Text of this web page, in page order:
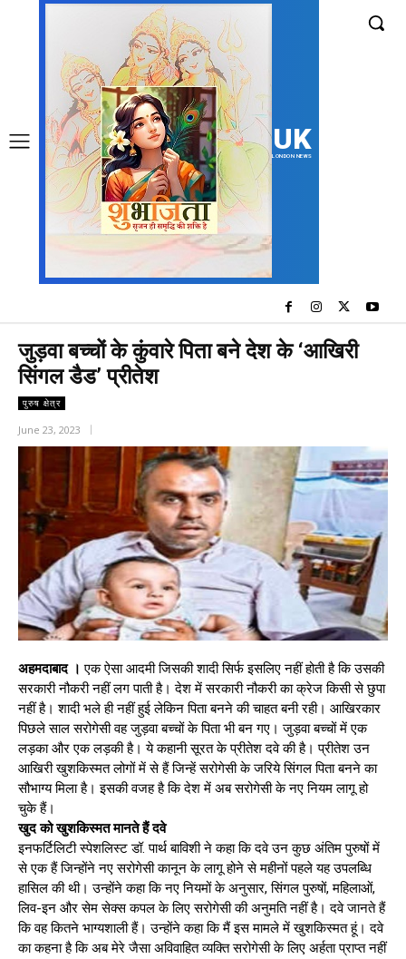
UK
LONDON NEWS
जुड़वा बच्चों के कुंवारे पिता बने देश के ‘आखिरी
सिंगल डैड’ प्रीतेश
पुरुष क्षेत्र
June 23, 2023
अहमदाबाद । एक ऐसा आदमी जिसकी शादी सिर्फ इसलिए नहीं होती है कि उसकी
सरकारी नौकरी नहीं लग पाती है। देश में सरकारी नौकरी का क्रेज किसी से छुपा
नहीं है। शादी भले ही नहीं हुई लेकिन पिता बनने की चाहत बनी रही। आखिरकार
पिछले साल सरोगेसी वह जुड़वा बच्चों के पिता भी बन गए। जुड़वा बच्चों में एक
लड़का और एक लड़की है। ये कहानी सूरत के प्रीतेश दवे की है। प्रीतेश उन
आखिरी खुशकिस्मत लोगों में से हैं जिन्हें सरोगेसी के जरिये सिंगल पिता बनने का
सौभाग्य मिला है। इसकी वजह है कि देश में अब सरोगेसी के नए नियम लागू हो
चुके हैं।
खुद को खुशकिस्मत मानते हैं दवे
इनफर्टिलिटी स्पेशलिस्ट डॉ. पार्थ बाविशी ने कहा कि दवे उन कुछ अंतिम पुरुषों में
से एक हैं जिन्होंने नए सरोगेसी कानून के लागू होने से महीनों पहले यह उपलब्धि
हासिल की थी। उन्होंने कहा कि नए नियमों के अनुसार, सिंगल पुरुषों, महिलाओं,
लिव-इन और सेम सेक्स कपल के लिए सरोगेसी की अनुमति नहीं है। दवे जानते हैं
कि वह कितने भाग्यशाली हैं। उन्होंने कहा कि मैं इस मामले में खुशकिस्मत हूं। दवे
का कहना है कि अब मेरे जैसा अविवाहित व्यक्ति सरोगेसी के लिए अर्हता प्राप्त नहीं